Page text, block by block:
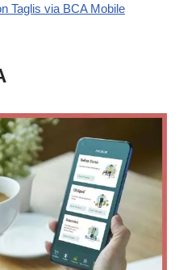
Taglis via BCA Mobile